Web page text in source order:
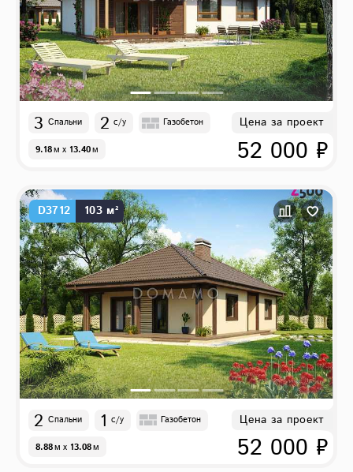
3 Спальни 2 с/у Газобетон
9.18м x 13.40м
Цена за проект
52 000 ₽
D3712 103 м²
2 Спальни 1 с/у Газобетон
8.88м x 13.08м
Цена за проект
52 000 ₽